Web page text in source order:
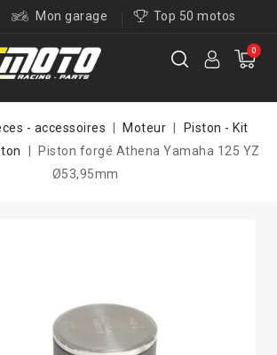
Mon garage Top 50 motos
0
- accessoires Moteur
Piston - Kit
Piston forgé Athena Yamaha 125 YZ
Ø53,95mm